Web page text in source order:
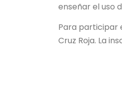
enseñar el uso
Para participar
Cruz Roja. La